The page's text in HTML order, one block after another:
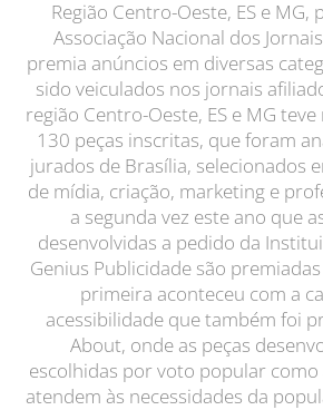
Região Centro-Oeste, ES e
Associação Nacional dos
premia anúncios em diversas
sido veiculados nos jornais
região Centro-Oeste, ES e MG
130 peças inscritas, que foram
jurados de Brasília, selecionados
de mídia, criação, marketing e
a segunda vez este ano que
desenvolvidas a pedido da
Genius Publicidade são
primeira aconteceu com a
acessibilidade que também foi
About, onde as peças
escolhidas por voto popular como
atendem às necessidades da